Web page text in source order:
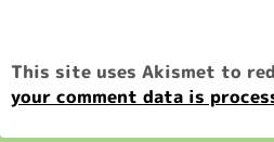
This site uses Akismet to
your comment data is